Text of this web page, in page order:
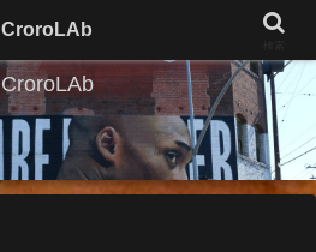
CroroLAb
CroroLAb